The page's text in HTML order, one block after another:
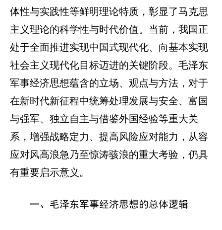
体性与实践性等鲜明理论特质，彰显了马克思
主义理论的科学性与时代价值。当前，我国正
处于全面推进实现中国式现代化、向基本实现
社会主义现代化目标迈进的关键阶段。毛泽东
军事经济思想蕴含的立场、观点与方法，对于
在新时代新征程中统筹处理发展与安全、富国
与强军、独立自主与借鉴外国经验等重大关
系，增强战略定力、提高风险应对能力，从容
应对风高浪急乃至惊涛骇浪的重大考验，仍具
有重要启示意义。
一、毛泽东军事经济思想的总体逻辑